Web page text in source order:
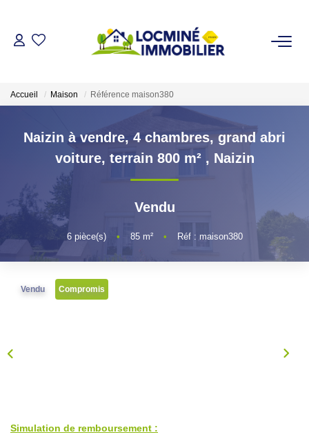
ACHETER
LOUER
L'AGENCE
Accueil Maison Référence maison380
Naizin à vendre, 4 chambres, grand abri
voiture, terrain 800 m² , Naizin
Vendu
6pièce(s) • 85m² • Réf : maison380
Vendu Compromis
Simulation de remboursement :